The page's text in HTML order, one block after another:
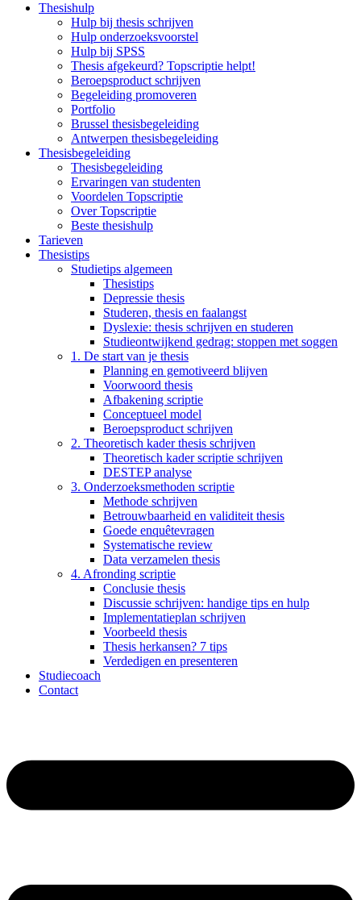
Thesishulp
Hulp bij thesis schrijven
Hulp onderzoeksvoorstel
Hulp bij SPSS
Thesis afgekeurd? Topscriptie helpt!
Beroepsproduct schrijven
Begeleiding promoveren
Portfolio
Brussel thesisbegeleiding
Antwerpen thesisbegeleiding
Thesisbegeleiding
Thesisbegeleiding
Ervaringen van studenten
Voordelen Topscriptie
Over Topscriptie
Beste thesishulp
Tarieven
Thesistips
Studietips algemeen
Thesistips
Depressie thesis
Studeren, thesis en faalangst
Dyslexie: thesis schrijven en studeren
Studieontwijkend gedrag: stoppen met soggen
1. De start van je thesis
Planning en gemotiveerd blijven
Voorwoord thesis
Afbakening scriptie
Conceptueel model
Beroepsproduct schrijven
2. Theoretisch kader thesis schrijven
Theoretisch kader scriptie schrijven
DESTEP analyse
3. Onderzoeksmethoden scriptie
Methode schrijven
Betrouwbaarheid en validiteit thesis
Goede enquêtevragen
Systematische review
Data verzamelen thesis
4. Afronding scriptie
Conclusie thesis
Discussie schrijven: handige tips en hulp
Implementatieplan schrijven
Voorbeeld thesis
Thesis herkansen? 7 tips
Verdedigen en presenteren
Studiecoach
Contact